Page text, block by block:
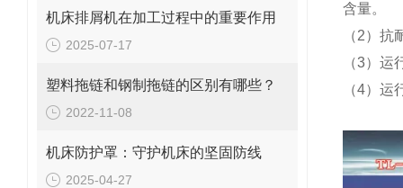
机床排屑机在加工过程中的重要作用
2025-07-17
塑料拖链和钢制拖链的区别有哪些？
2022-11-08
机床防护罩：守护机床的坚固防线
2025-04-27
含量。
（2）
（3）
（4）